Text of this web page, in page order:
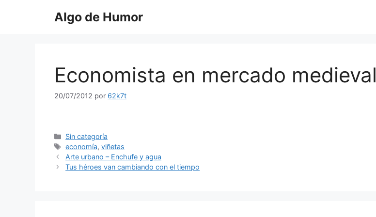
Algo de Humor
Economista en mercado medieval
20/07/2012 por 62k7t
Categorías
Sin categoría
Etiquetas
economía,viñetas
Arte urbano – Enchufe y agua
Tus héroes van cambiando con el tiempo